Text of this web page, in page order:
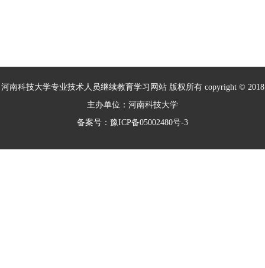
河南科技大学专业技术人员继续教育学习网站 版权所有 copyright © 2018
主办单位：河南科技大学
备案号：豫ICP备05002480号-3